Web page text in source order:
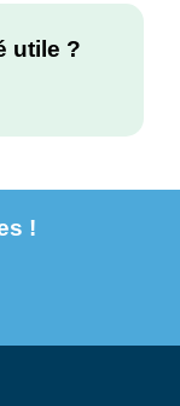
utile ?
!